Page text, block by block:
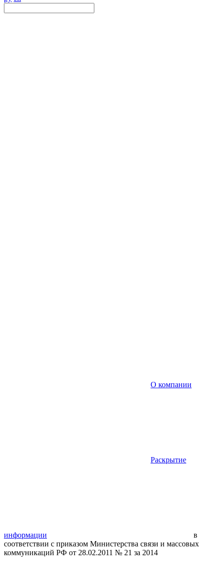
О компании
Раскрытие
информации
в
соответствии с приказом Министерства связи и массовых
коммуникаций РФ от 28.02.2011 № 21 за 2014